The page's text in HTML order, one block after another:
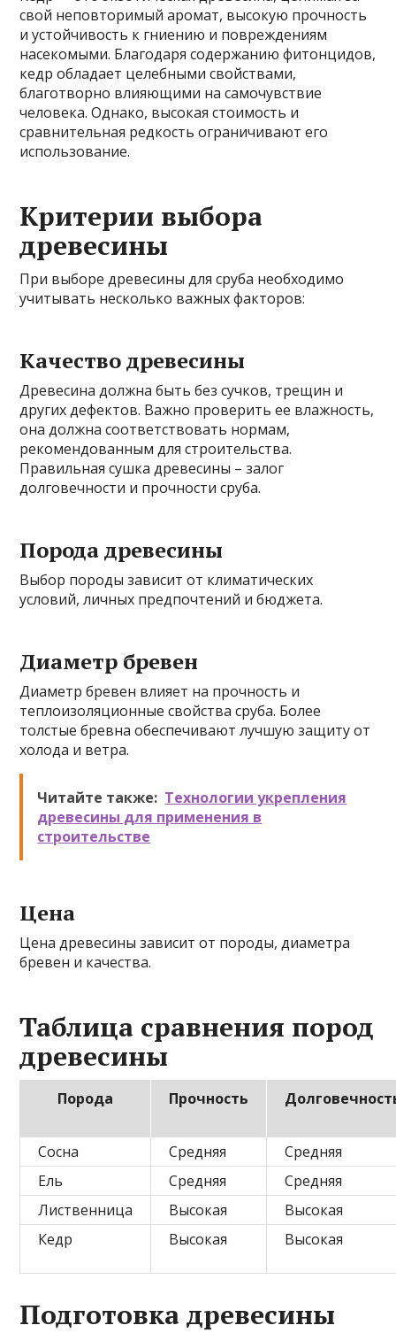
свой неповторимый аромат, высокую прочность
и устойчивость к гниению и повреждениям
насекомыми. Благодаря содержанию фитонцидов,
кедр обладает целебными свойствами,
благотворно влияющими на самочувствие
человека. Однако, высокая стоимость и
сравнительная редкость ограничивают его
использование.
Критерии выбора
древесины
При выборе древесины для сруба необходимо
учитывать несколько важных факторов:
Качество древесины
Древесина должна быть без сучков, трещин и
других дефектов. Важно проверить ее влажность,
она должна соответствовать нормам,
рекомендованным для строительства.
Правильная сушка древесины – залог
долговечности и прочности сруба.
Порода древесины
Выбор породы зависит от климатических
условий, личных предпочтений и бюджета.
Диаметр бревен
Диаметр бревен влияет на прочность и
теплоизоляционные свойства сруба. Более
толстые бревна обеспечивают лучшую защиту от
холода и ветра.
Читайте также: Технологии укрепления
древесины для применения в
строительстве
Цена
Цена древесины зависит от породы, диаметра
бревен и качества.
Таблица сравнения пород
древесины
Порода Прочность
Сосна Средняя
Средняя
Ель
Средняя
Средняя
Лиственница
Высокая
Высокая
Кедр
Высокая Высокая
Подготовка древесины